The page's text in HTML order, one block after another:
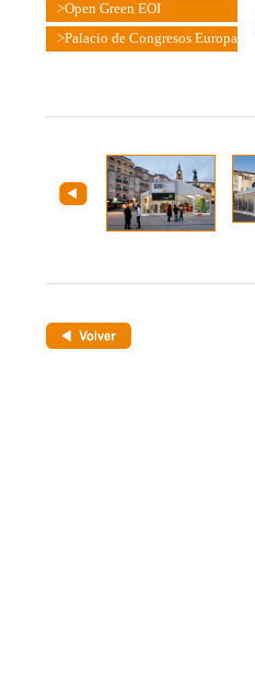
>Open Green EOI
>Palacio de Congresos Europa